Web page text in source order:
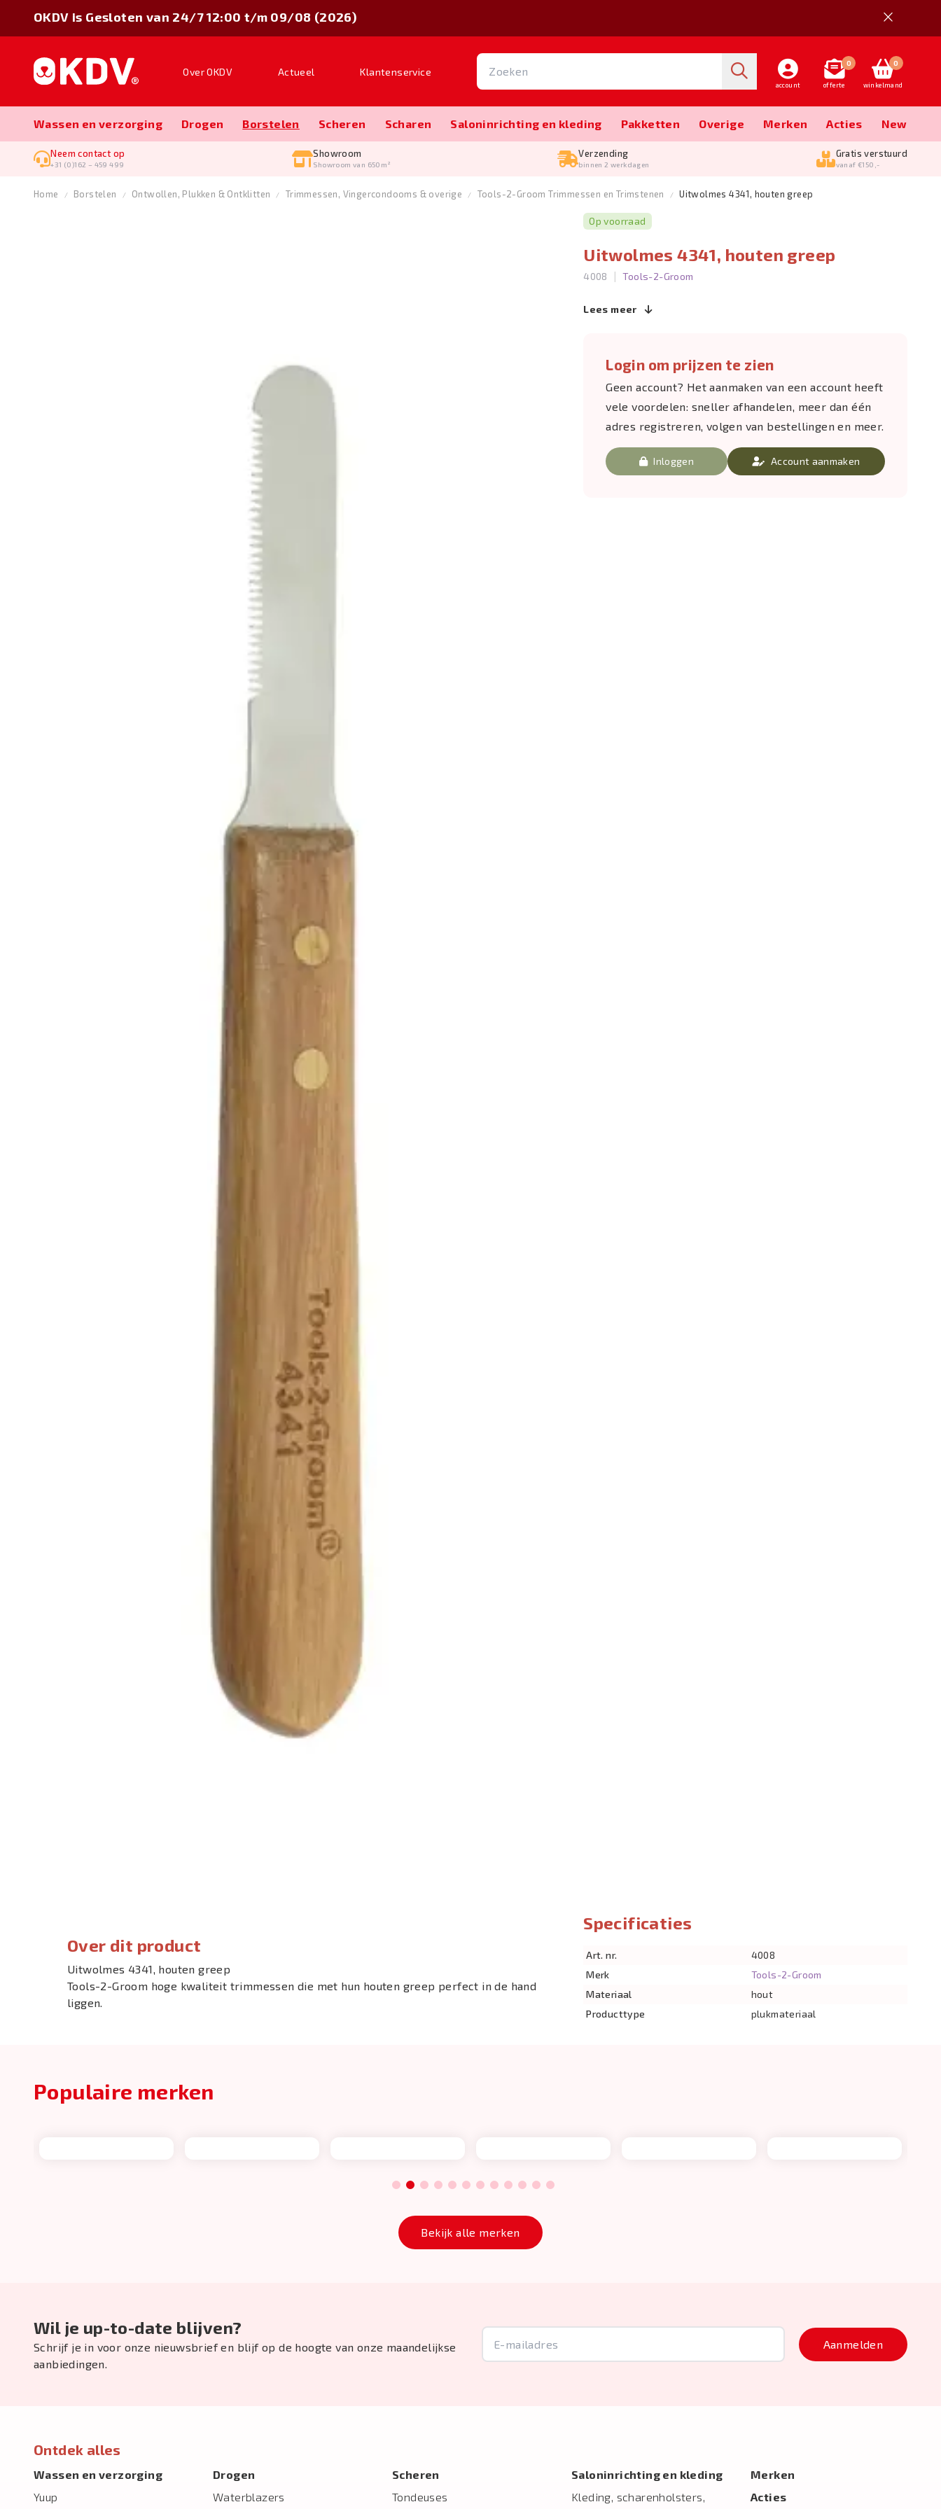
Over OKDV Actueel Klantenservice
account
0
offerte
0
winkelmand
Wassen en verzorging Drogen Borstelen Scheren Scharen Salon­inrichting en kleding Pakketten Overige Merken Acties New
Neem contact op
+31 (0)162 – 459 499
Showroom
Showroom van 650m²
Verzending
binnen 2 werkdagen
Gratis verstuurd
vanaf €150,-
OKDV is Gesloten van 24/7 12:00 t/m 09/08 (2026)
Home Borstelen Ontwollen, Plukken & Ontklitten Trimmessen, Vingercondooms & overige Tools-2-Groom Trimmessen en Trimstenen Uitwolmes 4341, houten greep
Op voorraad
Uitwolmes 4341, houten greep
4008 | Tools-2-Groom
Lees meer
Login om prijzen te zien
Geen account? Het aanmaken van een account heeft
vele voordelen: sneller afhandelen, meer dan één
adres registreren, volgen van bestellingen en meer.
Inloggen Account aanmaken
Over dit product
Uitwolmes 4341, houten greep
Tools-2-Groom hoge kwaliteit trimmessen die met hun houten greep perfect in de hand
liggen.
Specificaties
Art. nr.
4008
Merk
Tools-2-Groom
Materiaal
hout
Producttype
plukmateriaal
Populaire merken
1 2 3 4 5 6 7 8 9 10 11 12
Bekijk alle merken
Wil je up-to-date blijven?
Schrijf je in voor onze nieuwsbrief en blijf op de hoogte van onze maandelijkse
aanbiedingen.
Aanmelden
Ontdek alles
Wassen en verzorging
Yuup
Drogen
Waterblazers
Scheren
Tondeuses
Salon­inrichting en kleding
Kleding, scharenholsters,
Merken
Acties